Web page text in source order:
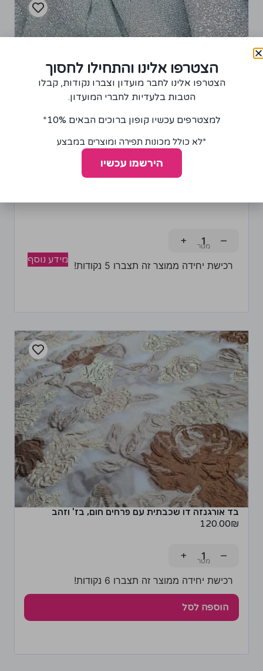
בד סריג מטאליק כסף ולבן
−
+
רכישת יחידה ממוצר זה תצברו 5 נקודות! מידע נוסף
בד אורגנזה דו שכבתית עם פרחים חום, בז' וזהב
120.00₪
−
+
רכישת יחידה ממוצר זה תצברו 6 נקודות!
הוספה לסל
הצטרפו אלינו והתחילו לחסוך
הצטרפו אלינו לחבר מועדון וצברו נקודות, קבלו
הטבות בלעדיות לחברי המועדון.
למצטרפים עכשיו קופון ברוכים הבאים 10%*
*לא כולל מכונות תפירה ומוצרים במבצע
הירשמו עכשיו